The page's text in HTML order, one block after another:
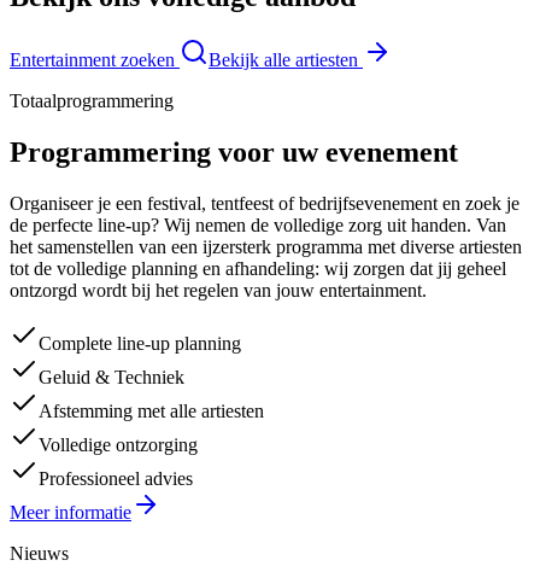
Entertainment zoeken
Bekijk alle artiesten
Totaalprogrammering
Programmering voor uw evenement
Organiseer je een festival, tentfeest of bedrijfsevenement en zoek je
de perfecte line-up? Wij nemen de volledige zorg uit handen. Van
het samenstellen van een ijzersterk programma met diverse artiesten
tot de volledige planning en afhandeling: wij zorgen dat jij geheel
ontzorgd wordt bij het regelen van jouw entertainment.
Complete line-up planning
Geluid & Techniek
Afstemming met alle artiesten
Volledige ontzorging
Professioneel advies
Meer informatie
Nieuws